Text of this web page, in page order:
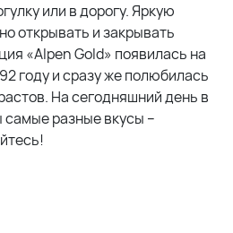
или в дорогу. Яркую
открывать и закрывать
«Alpen Gold» появилась на
году и сразу же полюбилась
На сегодняшний день в
разные вкусы –